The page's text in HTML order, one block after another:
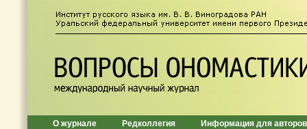
О журнале Редколлегия Информация для авторов